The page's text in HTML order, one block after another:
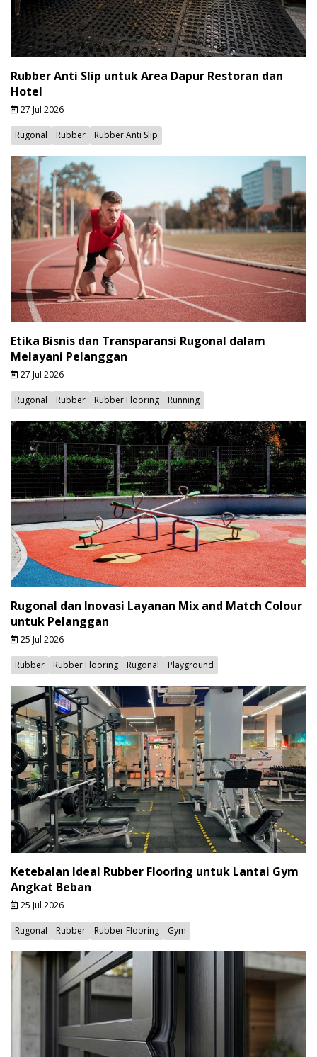
Rubber Anti Slip untuk Area Dapur Restoran dan
Hotel
27 Jul 2026
Rugonal Rubber Rubber Anti Slip
Etika Bisnis dan Transparansi Rugonal dalam
Melayani Pelanggan
27 Jul 2026
Rugonal Rubber Rubber Flooring Running
Rugonal dan Inovasi Layanan Mix and Match Colour
untuk Pelanggan
25 Jul 2026
Rubber Rubber Flooring Rugonal Playground
Ketebalan Ideal Rubber Flooring untuk Lantai Gym
Angkat Beban
25 Jul 2026
Rugonal Rubber Rubber Flooring Gym